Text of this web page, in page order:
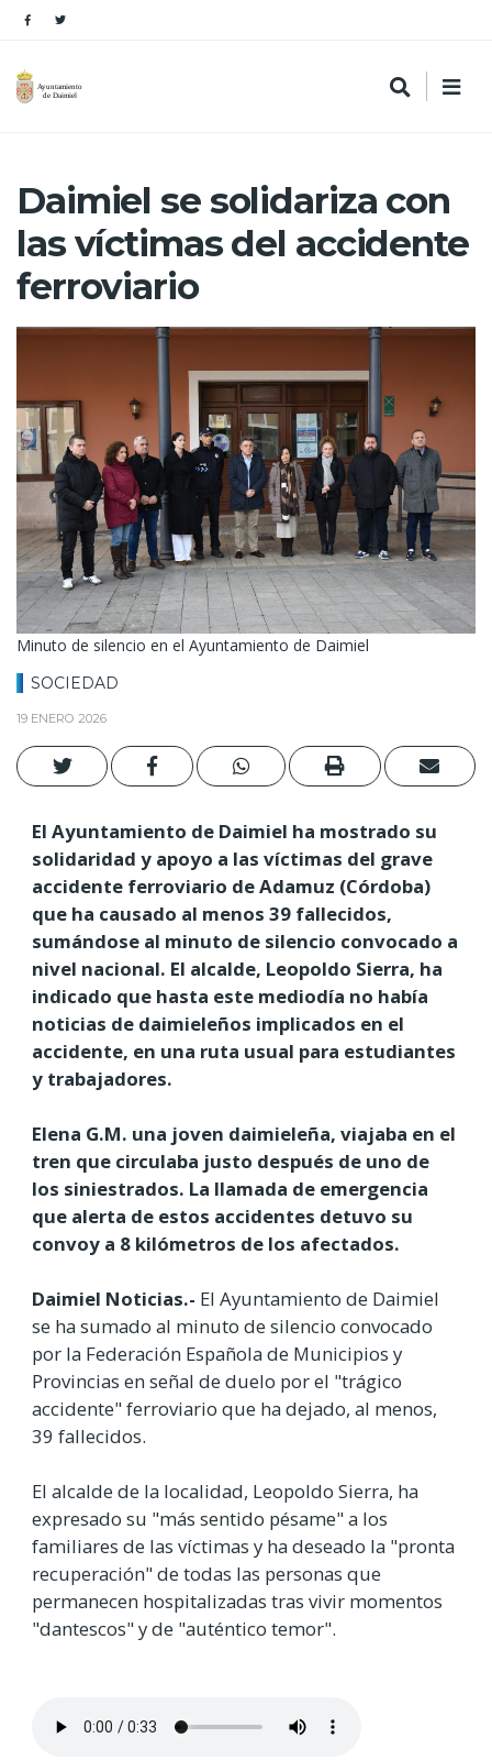
Daimiel se solidariza con
las víctimas del accidente
ferroviario
Minuto de silencio en el Ayuntamiento de Daimiel
SOCIEDAD
19 ENERO 2026
El Ayuntamiento de Daimiel ha mostrado su
solidaridad y apoyo a las víctimas del grave
accidente ferroviario de Adamuz (Córdoba)
que ha causado al menos 39 fallecidos,
sumándose al minuto de silencio convocado a
nivel nacional. El alcalde, Leopoldo Sierra, ha
indicado que hasta este mediodía no había
noticias de daimieleños implicados en el
accidente, en una ruta usual para estudiantes
y trabajadores.
Elena G.M. una joven daimieleña, viajaba en el
tren que circulaba justo después de uno de
los siniestrados. La llamada de emergencia
que alerta de estos accidentes detuvo su
convoy a 8 kilómetros de los afectados.
Daimiel Noticias.- El Ayuntamiento de Daimiel
se ha sumado al minuto de silencio convocado
por la Federación Española de Municipios y
Provincias en señal de duelo por el "trágico
accidente" ferroviario que ha dejado, al menos,
39 fallecidos.
El alcalde de la localidad, Leopoldo Sierra, ha
expresado su "más sentido pésame" a los
familiares de las víctimas y ha deseado la "pronta
recuperación" de todas las personas que
permanecen hospitalizadas tras vivir momentos
"dantescos" y de "auténtico temor".